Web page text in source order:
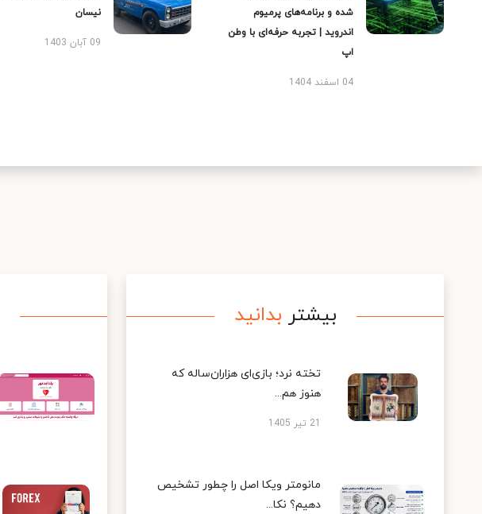
شده و برنامه‌های پرمیوم
اندروید | تجربه حرفه‌ای با وطن
اپ
04 اسفند 1404
نیسان
09 آبان 1403
بیشتر بدانید
تخته نرد؛ بازی‌ای هزاران‌ساله که
هنوز هم...
21 تیر 1405
مانومتر ویکا اصل را چطور تشخیص
دهیم؟ نکا...